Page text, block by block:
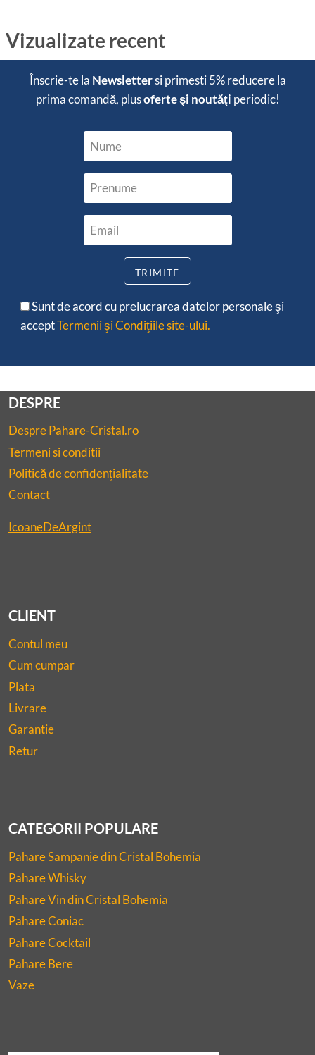
Vizualizate recent
Înscrie-te la Newslettersi primesti5% reducerela
prima comandă, plusoferte şi noutăţi periodic!
Sunt de acord cu prelucrarea datelor personale şi
acceptTermenii şi Condiţiile site-ului.
DESPRE
Despre Pahare-Cristal.ro
Termeni si conditii
Politică de confidențialitate
Contact
IcoaneDeArgint
CLIENT
Contul meu
Cum cumpar
Plata
Livrare
Garantie
Retur
CATEGORII POPULARE
Pahare Sampanie din Cristal Bohemia
Pahare Whisky
Pahare Vin din Cristal Bohemia
Pahare Coniac
Pahare Cocktail
Pahare Bere
Vaze